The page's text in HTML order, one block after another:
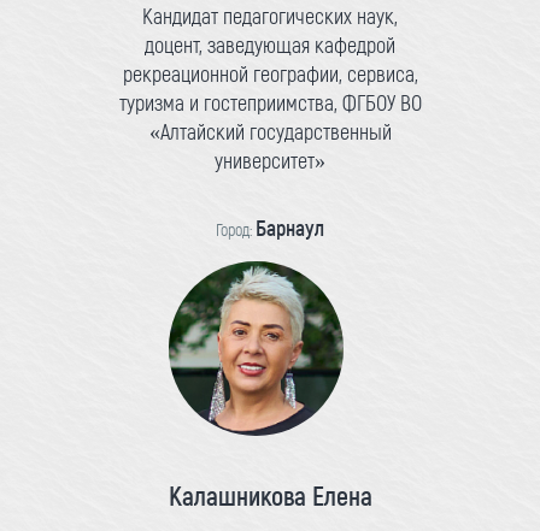
Кандидат педагогических наук,
доцент, заведующая кафедрой
рекреационной географии, сервиса,
туризма и гостеприимства, ФГБОУ ВО
«Алтайский государственный
университет»
Город: Барнаул
Калашникова Елена